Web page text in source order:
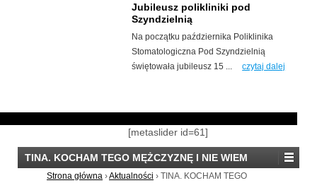
Jubileusz polikliniki pod
Szyndzielnią
Na początku października Poliklinika
Stomatologiczna Pod Szyndzielnią
świętowała jubileusz 15 ...
czytaj dalej
Samuraje iaidō w Wilkowicach
Klub Szermierki Japońskiej Renshudojo
we współpracy z Polskim
Stowarzyszeniem Iaidō ...
czytaj dalej
[metaslider id=61]
TINA. KOCHAM TEGO MĘŻCZYZNĘ I NIE WIEM
DLACZEGO (A Fool In Love). Recenzja
Strona główna ›Aktualności › TINA. KOCHAM TEGO